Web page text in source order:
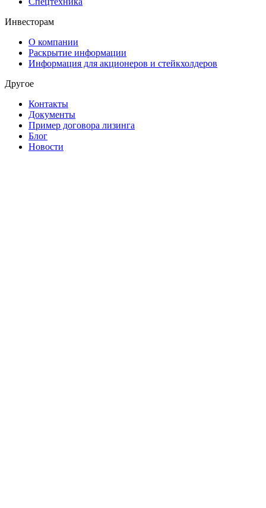
Инвесторам
О компании
Раскрытие информации
Информация для акционеров и стейкхолдеров
Другое
Контакты
Документы
Пример договора лизинга
Блог
Новости